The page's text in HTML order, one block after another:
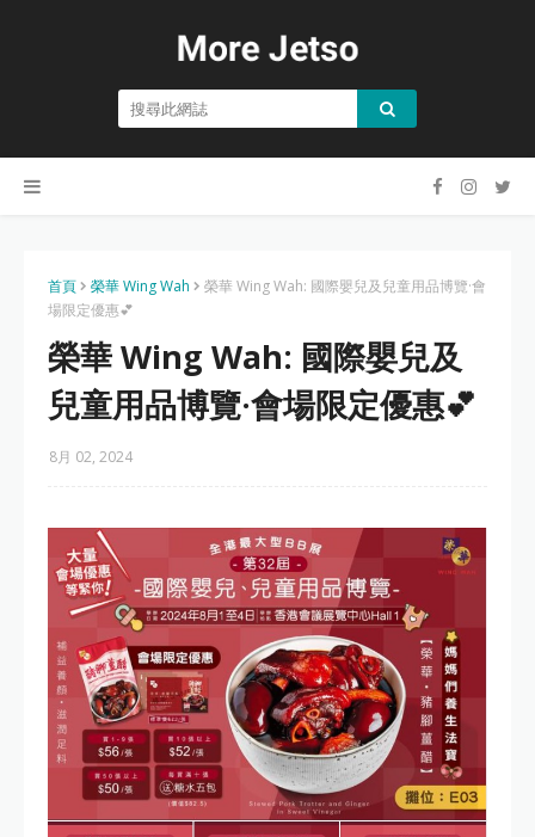
首頁 榮華 Wing Wah
榮華 Wing Wah: 國際嬰兒及兒童用品博覽·會
場限定優惠💕
榮華 Wing Wah: 國際嬰兒及
兒童用品博覽·會場限定優惠💕
8月 02, 2024